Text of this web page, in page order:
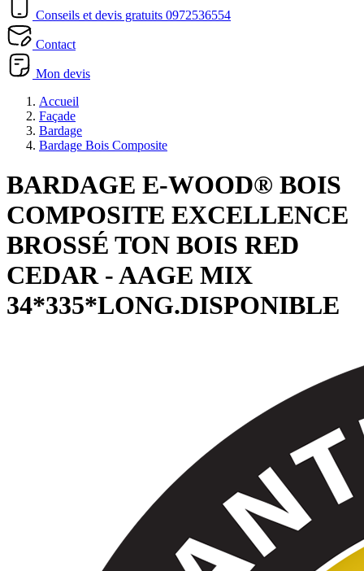
Conseils et devis gratuits 0972536554
Contact
Mon devis
Accueil
Façade
Bardage
Bardage Bois Composite
BARDAGE E-WOOD® BOIS
COMPOSITE EXCELLENCE
BROSSÉ TON BOIS RED
CEDAR - AAGE MIX
34*335*LONG.DISPONIBLE